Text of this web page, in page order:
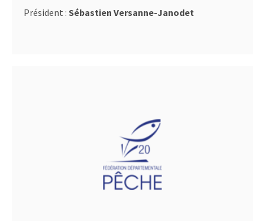
Président : Sébastien Versanne-Janodet